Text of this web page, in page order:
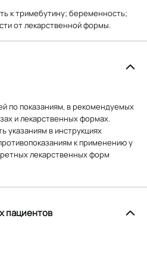
к тримебутину; беременность;
от лекарственной формы.
по показаниям, в рекомендуемых
и лекарственных формах.
указаниям в инструкциях
к применению у
лекарственных форм
пациентов